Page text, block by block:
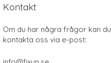
Kontakt
Om du har några frågor kan du
kontakta oss via e-post: